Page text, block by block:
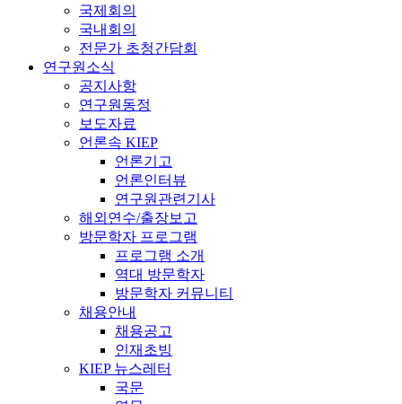
국제회의
국내회의
전문가 초청간담회
연구원소식
공지사항
연구원동정
보도자료
언론속 KIEP
언론기고
언론인터뷰
연구원관련기사
해외연수/출장보고
방문학자 프로그램
프로그램 소개
역대 방문학자
방문학자 커뮤니티
채용안내
채용공고
인재초빙
KIEP 뉴스레터
국문